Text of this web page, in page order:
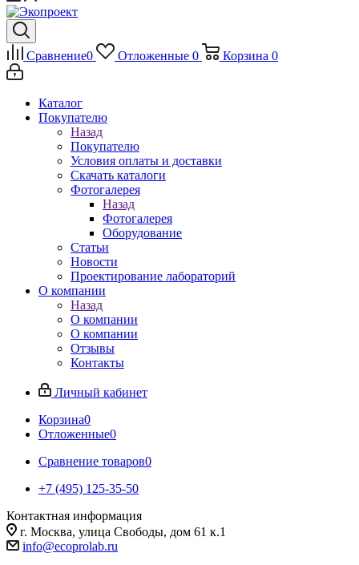
Сравнение0 Отложенные 0 Корзина 0
Каталог
Покупателю
Назад
Покупателю
Условия оплаты и доставки
Скачать каталоги
Фотогалерея
Назад
Фотогалерея
Оборудование
Статьи
Новости
Проектирование лабораторий
О компании
Назад
О компании
О компании
Отзывы
Контакты
Личный кабинет
Корзина0
Отложенные0
Сравнение товаров0
+7 (495) 125-35-50
Контактная информация
г. Москва, улица Свободы, дом 61 к.1
info@ecoprolab.ru